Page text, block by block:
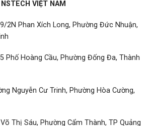
VIỆT NAM
2N Phan Xích Long, Phường Đức Nhuận,
Phố Hoàng Cầu, Phường Đống Đa, Thành
Nguyễn Cư Trinh, Phường Hòa Cường,
Thị Sáu, Phường Cẩm Thành, TP Quảng